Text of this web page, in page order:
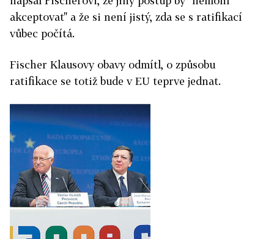
akceptovat" a že si není jistý, zda se s ratifikací
vůbec počítá.
Fischer Klausovy obavy odmítl, o způsobu
ratifikace se totiž bude v EU teprve jednat.